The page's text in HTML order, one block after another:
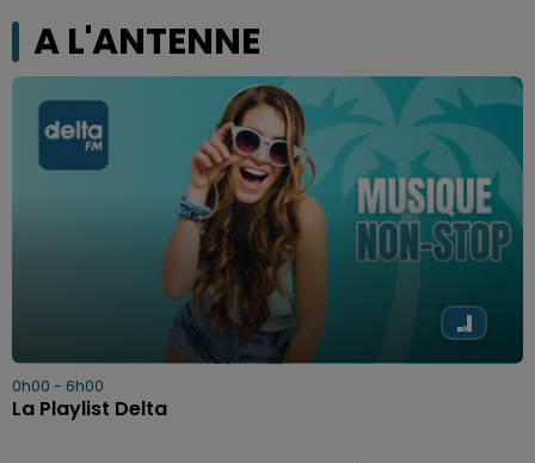
A L'ANTENNE
0h00 - 6h00
La Playlist Delta